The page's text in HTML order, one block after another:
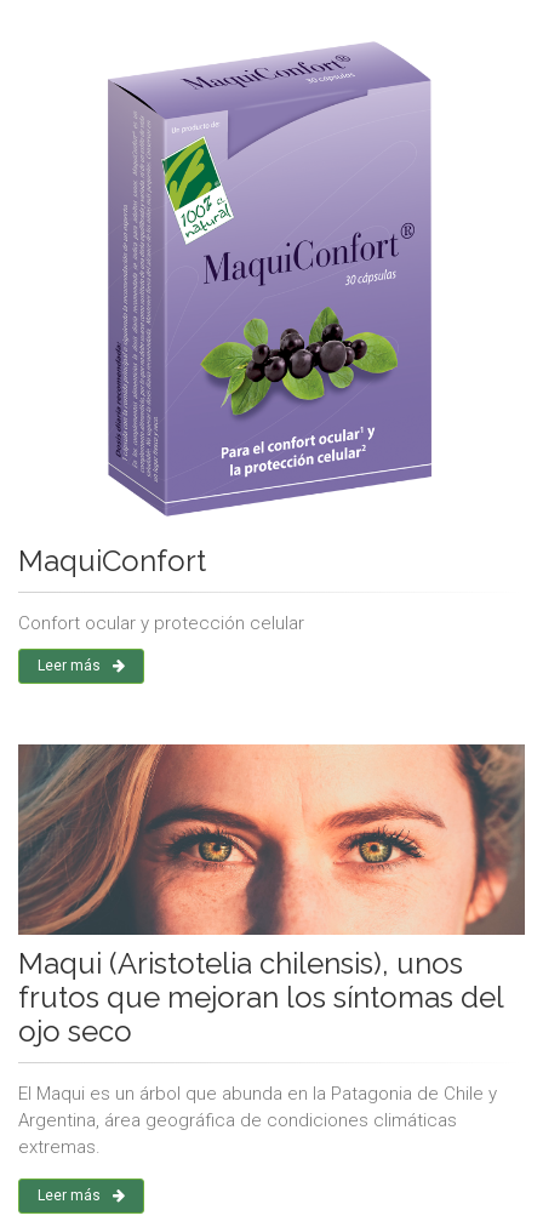
MaquiConfort
Confort ocular y protección celular
Leer más
Maqui (Aristotelia chilensis), unos
frutos que mejoran los síntomas del
ojo seco
El Maqui es un árbol que abunda en la Patagonia de Chile y
Argentina, área geográfica de condiciones climáticas
extremas.
Leer más